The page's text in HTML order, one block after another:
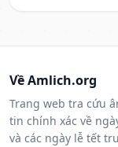
Về Amlich.org
Trang web tra cứu
tin chính xác về
và các ngày lễ tết